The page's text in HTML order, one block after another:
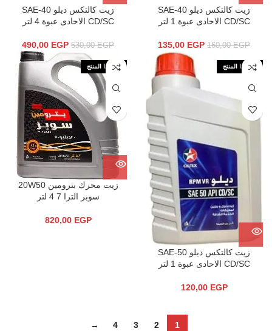
زيت كالتكس ديلو SAE-40
CD/SC الاحادى عبوة 1 لتر
160,00EGP
135,00 EGP
زيت كالتكس ديلو SAE-40
CD/SC الاحادى عبوة 4 لتر
530,00EGP
490,00 EGP
نفذ هذا المنتج
زيت كالتكس ديلو SAE-50
CD/SC الاحادى عبوة 1 لتر
120,00 EGP
نفذ هذا المنتج
زيت محرك بترومين 20W50
سوبر الترا 7 4 لتر
820,00 EGP
1
2
3
4
→